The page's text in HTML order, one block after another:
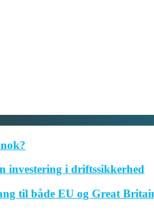
investering i driftssikkerhed
til både EU og Great